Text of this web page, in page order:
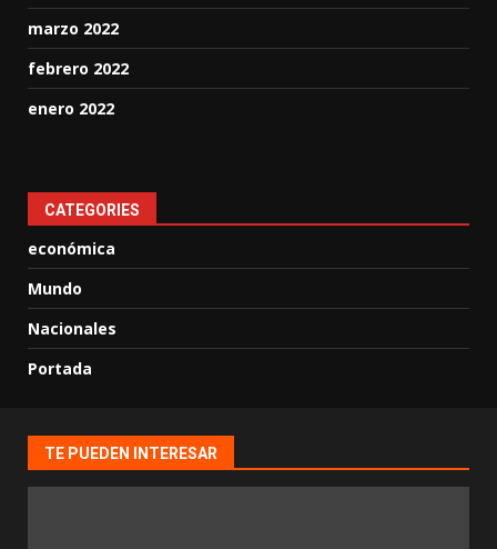
marzo 2022
febrero 2022
enero 2022
CATEGORIES
económica
Mundo
Nacionales
Portada
TE PUEDEN INTERESAR